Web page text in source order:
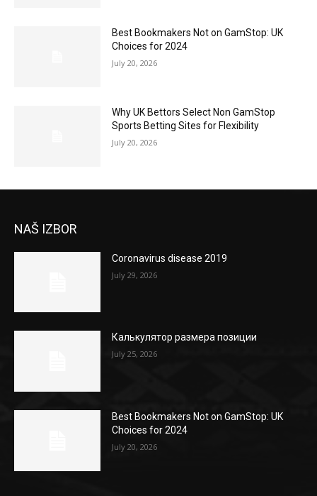
Best Bookmakers Not on GamStop: UK
Choices for 2024
July 20, 2026
Why UK Bettors Select Non GamStop
Sports Betting Sites for Flexibility
July 20, 2026
NAŠ IZBOR
Coronavirus disease 2019
July 29, 2026
Калькулятор размера позиции
July 25, 2026
Best Bookmakers Not on GamStop: UK
Choices for 2024
July 20, 2026